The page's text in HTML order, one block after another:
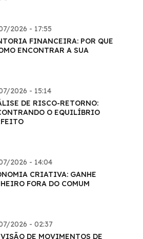
2026 - 17:55
FINANCEIRA: POR QUE
ENCONTRAR A SUA
2026 - 15:14
DE RISCO-RETORNO:
O EQUILÍBRIO
2026 - 14:04
CRIATIVA: GANHE
FORA DO COMUM
2026 - 02:37
DE MOVIMENTOS DE